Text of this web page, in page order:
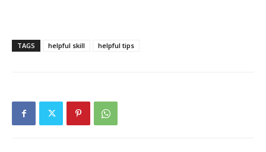
TAGS helpful skill helpful tips